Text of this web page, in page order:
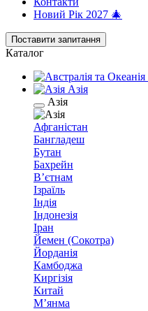
Новий Рік 2027 🎄
Поставити запитання
Каталог
Азія
Азія
Афганістан
Бангладеш
Бутан
Бахрейн
В’єтнам
Ізраїль
Індія
Індонезія
Іран
Йемен (Сокотра)
Йорданія
Камбоджа
Киргізія
Китай
М’янма